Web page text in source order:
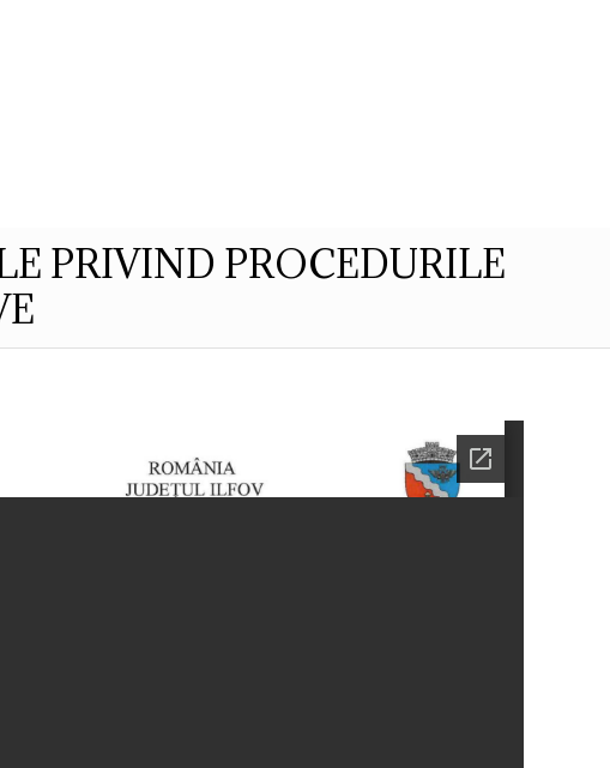
PRIVIND PROCEDURILE